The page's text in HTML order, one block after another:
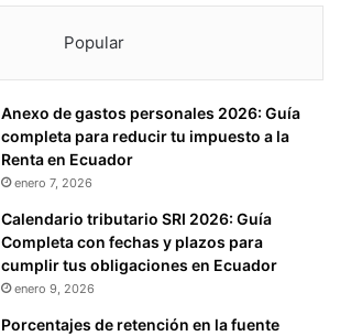
Popular
Anexo de gastos personales 2026: Guía
completa para reducir tu impuesto a la
Renta en Ecuador
enero 7, 2026
Calendario tributario SRI 2026: Guía
Completa con fechas y plazos para
cumplir tus obligaciones en Ecuador
enero 9, 2026
Porcentajes de retención en la fuente